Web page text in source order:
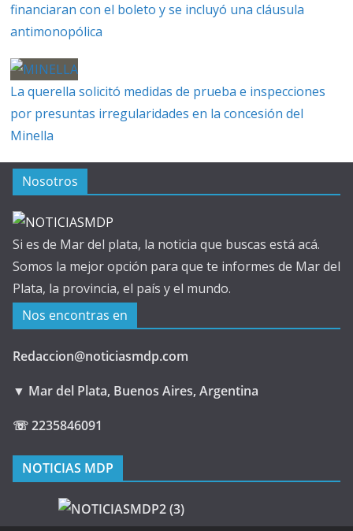
financiaran con el boleto y se incluyó una cláusula
antimonopólica
La querella solicitó medidas de prueba e inspecciones
por presuntas irregularidades en la concesión del
Minella
Nosotros
Si es de Mar del plata, la noticia que buscas está acá.
Somos la mejor opción para que te informes de Mar del
Plata, la provincia, el país y el mundo.
Nos encontras en
Redaccion@noticiasmdp.com
▼ Mar del Plata, Buenos Aires, Argentina
☏ 2235846091
NOTICIAS MDP